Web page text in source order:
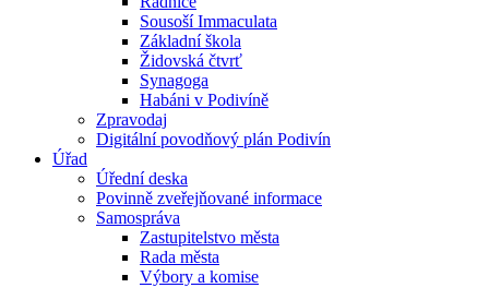
Sousoší Immaculata
Základní škola
Židovská čtvrť
Synagoga
Habáni v Podivíně
Zpravodaj
Digitální povodňový plán Podivín
Úřad
Úřední deska
Povinně zveřejňované informace
Samospráva
Zastupitelstvo města
Rada města
Výbory a komise